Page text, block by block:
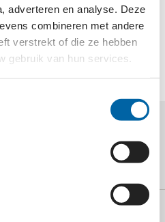
adverteren en analyse. Deze
combineren met andere
verstrekt of die ze hebben
gebruik van hun services.
is het verbeteren
kinderen in Afrika.